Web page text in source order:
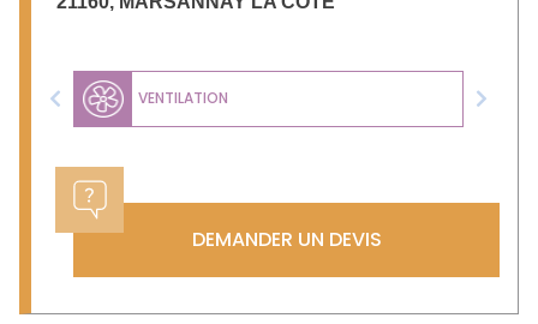
VENTILATION
Previous Next
DEMANDER UN DEVIS